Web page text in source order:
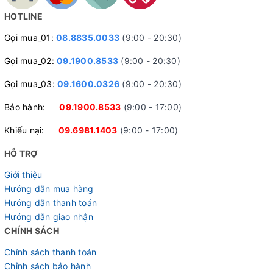
Phụ tùng xe chất lượng cao hàng đầu phân khúc
không chỉ giúp cho chiếc vận hành mượt mà, ổn định, mà
còn mang tới độ bền rất cao cho xe. Lý do là vòng bi với
nhập, giúp bi không bị mài mòn xe vận hành bền bỉ.
HOTLINE
Gọi mua_01: 08.8835.0033 (9:00 - 20:30)
Gọi mua_02: 09.1900.8533 (9:00 - 20:30)
Gọi mua_03: 09.1600.0326 (9:00 - 20:30)
Bảo hành:09.1900.8533 (9:00 - 17:00)
Khiếu nại: 09.6981.1403 (9:00 - 17:00)
HỖ TRỢ
Giới thiệu
Hướng dẫn mua hàng
Hướng dẫn thanh toán
Hướng dẫn giao nhận
CHÍNH SÁCH
Chính sách thanh toán
Chỉnh sách bảo hành